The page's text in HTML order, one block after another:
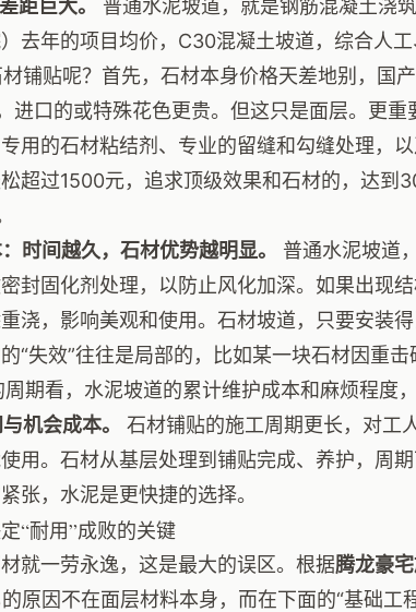
距巨大。
普通水泥坡道，就是钢筋混凝土浇
去年的项目均价，C30混凝土坡道，综合人
铺贴呢？首先，石材本身价格天差地别，国
进口的或特殊花色更贵。但这只是面层。更重
用的石材粘结剂、专业的留缝和勾缝处理，
超过1500元，追求顶级效果和石材的，达到
时间越久，石材优势越明显。
普通水泥坡道
封固化剂处理，以防止风化加深。如果出现结
浇，影响美观和使用。石材坡道，只要安装得
“失效”往往是局部的，比如某一块石材因重
期看，水泥坡道的累计维护成本和麻烦程度，
机会成本。
石材铺贴的施工周期更长，对工
用。石材从基层处理到铺贴完成、养护，周
张，水泥是更快捷的选择。
“耐用”成败的关键
就一劳永逸，这是最大的误区。根据腾龙豪
原因不在面层材料本身，而在下面的“基础工程